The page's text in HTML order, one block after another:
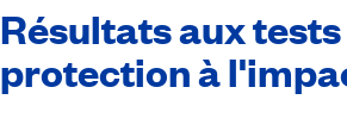
Résultats aux
protection à